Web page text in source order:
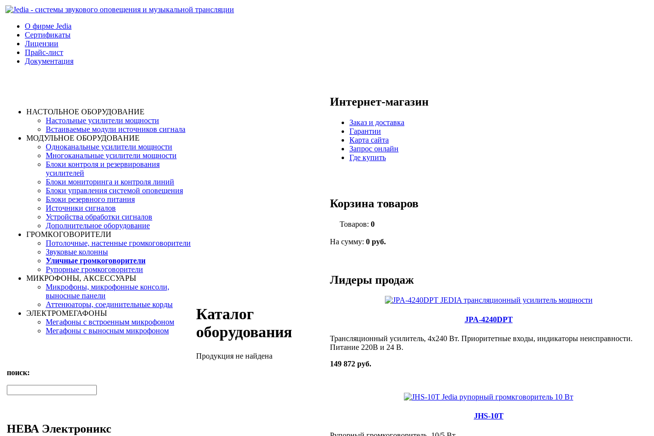
О фирме Jedia
Cертификаты
Лицензии
Прайс-лист
Документация
НАСТОЛЬНОЕ ОБОРУДОВАНИЕ
Настольные усилители мощности
Встаиваемые модули источников сигнала
МОДУЛЬНОЕ ОБОРУДОВАНИЕ
Одноканальные усилители мощности
Многоканальные усилители мощности
Блоки контроля и резервирования
усилителей
Блоки мониторинга и контроля линий
Блоки управления системой оповещения
Блоки резервного питания
Источники сигналов
Устройства обработки сигналов
Дополнительное оборудование
ГРОМКОГОВОРИТЕЛИ
Потолочные, настенные громкоговорители
Звуковые колонны
Уличные громкоговорители
Рупорные громкоговорители
МИКРОФОНЫ, АКСЕССУАРЫ
Микрофоны, микрофонные консоли,
выносные панели
Аттенюаторы, соединительные корды
ЭЛЕКТРОМЕГАФОНЫ
Мегафоны с встроенным микрофоном
Мегафоны с выносным микрофоном
поиск:
НЕВА Электроникс
Каталог
оборудования
Продукция не найдена
Интернет-магазин
Заказ и доставка
Гарантии
Карта сайта
Запрос онлайн
Где купить
Корзина товаров
Товаров: 0
На сумму: 0 руб.
Лидеры продаж
JPA-4240DPT
Трансляционный усилитель, 4х240 Вт. Приоритетные входы, индикаторы неисправности.
Питание 220В и 24 В.
149 872 руб.
JHS-10T